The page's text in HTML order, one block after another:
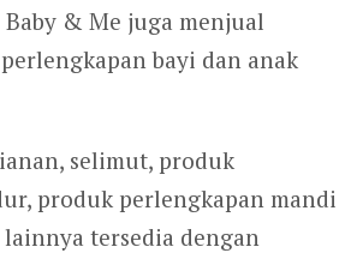
& Me juga menjual
bayi dan anak
selimut, produk
produk perlengkapan mandi
tersedia dengan